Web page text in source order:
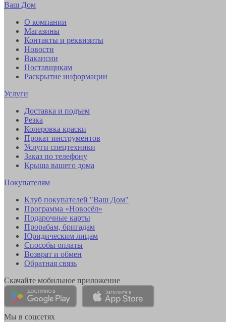
Ваш Дом
О компании
Магазины
Контакты и реквизиты
Новости
Вакансии
Поставщикам
Раскрытие информации
Услуги
Доставка и подъем
Резка
Колеровка краски
Прокат инструментов
Услуги спецтехники
Заказ по телефону
Крыша вашего дома
Покупателям
Клуб покупателей "Ваш Дом"
Программа «Новосёл»
Подарочные карты
Прорабам, бригадам
Юридическим лицам
Способы оплаты
Возврат и обмен
Обратная связь
Скачайте мобильное приложение
Мы в соцсетях